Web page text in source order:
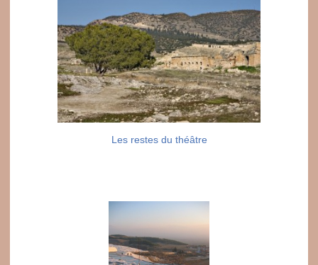
Les restes du théâtre